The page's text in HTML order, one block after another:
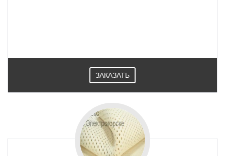
ЗАКАЗАТЬ